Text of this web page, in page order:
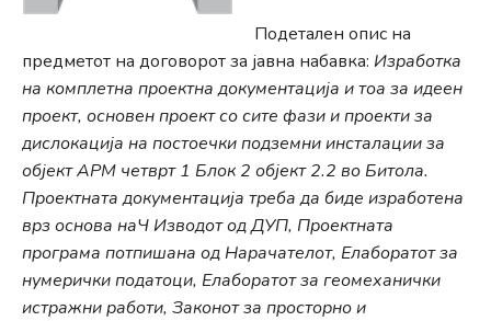
Подетален опис на
предметот на договорот за јавна набавка: Изработка
на комплетна проектна документација и тоа за идеен
проект, основен проект со сите фази и проекти за
дислокација на постоечки подземни инсталации за
објект АРМ четврт 1 Блок 2 објект 2.2 во Битола.
Проектната документација треба да биде изработена
врз основа наЧ Изводот од ДУП, Проектната
програма потпишана од Нарачателот, Елаборатот за
нумерички податоци, Елаборатот за геомеханички
истражни работи, Законот за просторно и